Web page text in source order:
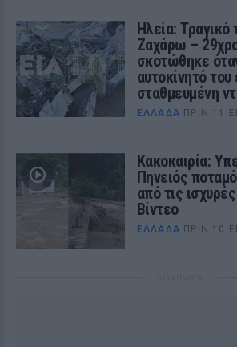
Ηλεία: Τραγικό
Ζαχάρω –
σκοτώθηκε
αυτοκίνητό
σταθμευμένη
ΕΛΛΆΔΑ ΠΡΙΝ 11
Κακοκαιρία:
Πηνειός
από τις
Βίντεο
ΕΛΛΆΔΑ ΠΡΙΝ 10